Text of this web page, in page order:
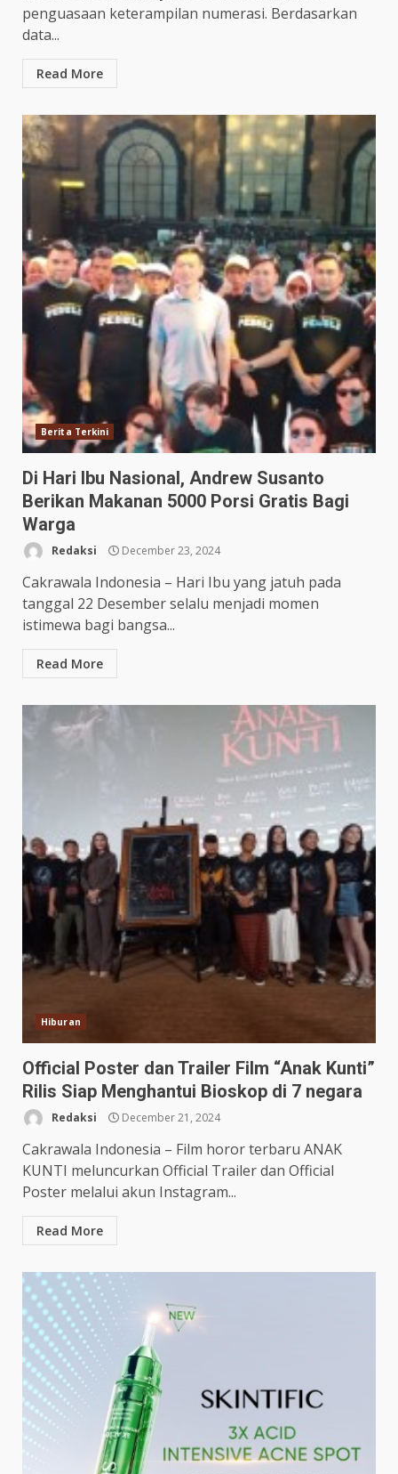
penguasaan keterampilan numerasi. Berdasarkan
data...
Read More
Berita Terkini
Di Hari Ibu Nasional, Andrew Susanto
Berikan Makanan 5000 Porsi Gratis Bagi
Warga
Redaksi December 23, 2024
Cakrawala Indonesia – Hari Ibu yang jatuh pada
tanggal 22 Desember selalu menjadi momen
istimewa bagi bangsa...
Read More
Hiburan
Official Poster dan Trailer Film “Anak Kunti”
Rilis Siap Menghantui Bioskop di 7 negara
Redaksi December 21, 2024
Cakrawala Indonesia – Film horor terbaru ANAK
KUNTI meluncurkan Official Trailer dan Official
Poster melalui akun Instagram...
Read More